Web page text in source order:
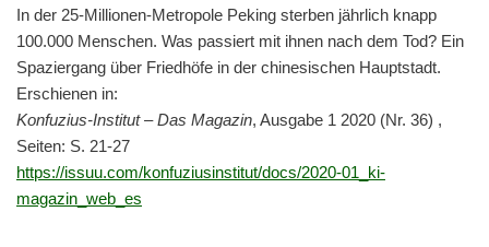
In der 25-Millionen-Metropole Peking sterben jährlich knapp
100.000 Menschen. Was passiert mit ihnen nach dem Tod? Ein
Spaziergang über Friedhöfe in der chinesischen Hauptstadt.
Erschienen in:
Konfuzius-Institut – Das Magazin, Ausgabe 1 2020 (Nr. 36) ,
Seiten: S. 21-27
https://issuu.com/konfuziusinstitut/docs/2020-01_ki-
magazin_web_es